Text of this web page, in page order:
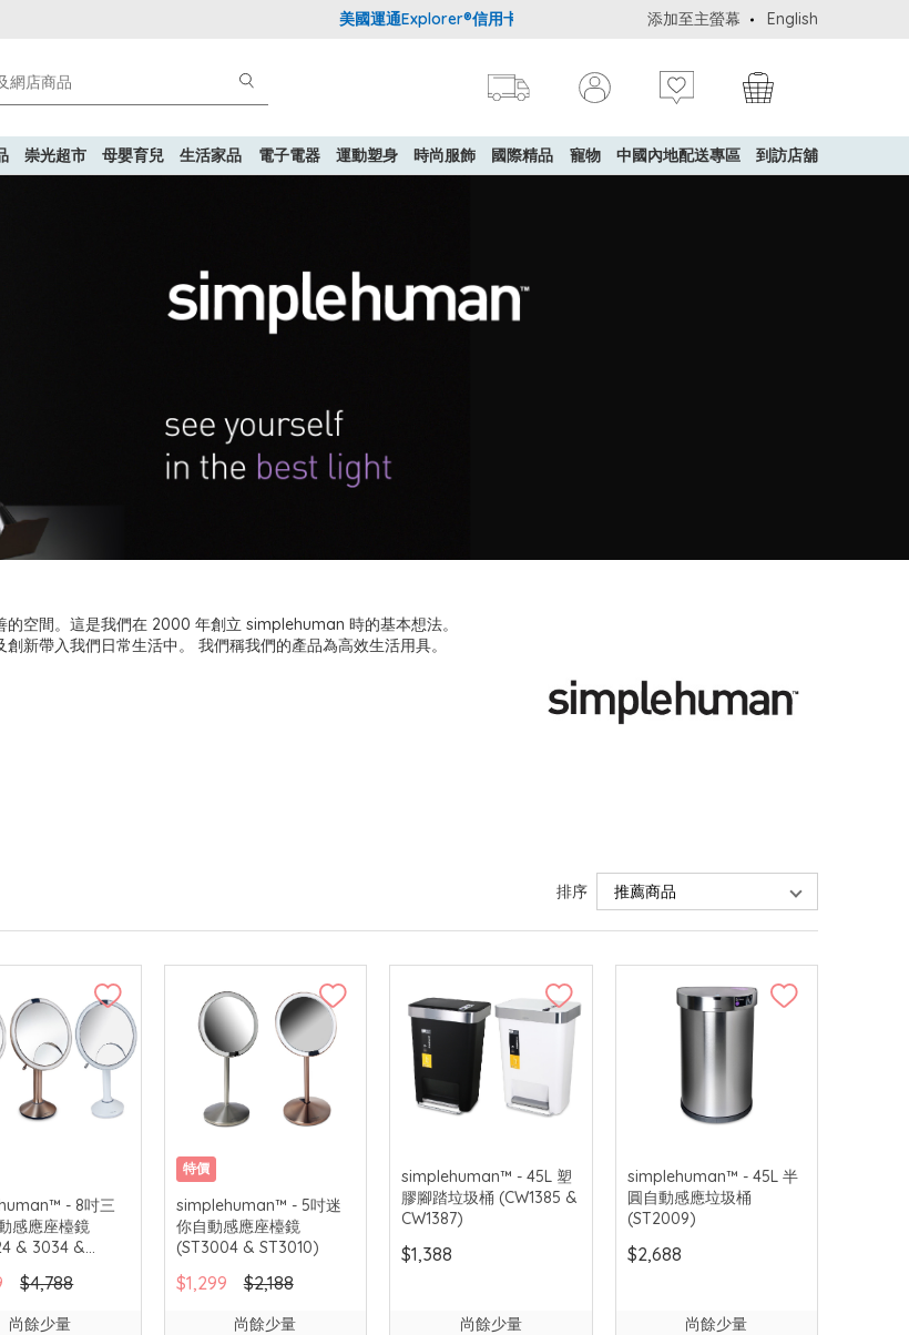
美國運通Explorer®信用卡會員購物禮遇：高達5%簽賬回贈！ 購買一般貨品(冷凍食品除外)滿
添加至主螢幕 English
崇光超市 母嬰育兒 生活家品 電子電器 運動塑身 時尚服飾 國際精品 寵物 中國內地配送專區 到訪店舖
的空間。這是我們在 2000 年創立 simplehuman 時的基本想法。
新帶入我們日常生活中。 我們稱我們的產品為高效生活用具。
排序
- 8吋三
感應座檯鏡
& 3034 &
$4,788
尚餘少量
特價
simplehuman™ - 5吋迷
你自動感應座檯鏡
(ST3004 & ST3010)
$1,299 $2,188
尚餘少量
simplehuman™ - 45L 塑
膠腳踏垃圾桶 (CW1385 &
CW1387)
$1,388
尚餘少量
simplehuman™ - 45L 半
圓自動感應垃圾桶
(ST2009)
$2,688
尚餘少量